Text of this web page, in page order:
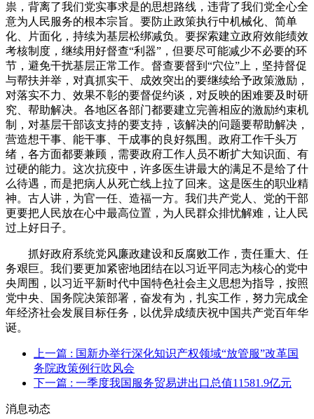
祟，背离了我们党实事求是的思想路线，违背了我们党全心全
意为人民服务的根本宗旨。要防止政策执行中机械化、简单
化、片面化，持续为基层松绑减负。要探索建立政府效能绩效
考核制度，继续用好督查“利器”，但要尽可能减少不必要的环
节，避免干扰基层正常工作。督查要督到“穴位”上，坚持督促
与帮扶并举，对真抓实干、成效突出的要继续给予政策激励，
对落实不力、效果不彰的要督促约谈，对反映的困难要及时研
究、帮助解决。各地区各部门都要建立完善相应的激励约束机
制，对基层干部该支持的要支持，该解决的问题要帮助解决，
营造想干事、能干事、干成事的良好氛围。政府工作千头万
绪，各方面都要兼顾，需要政府工作人员不断扩大知识面、有
过硬的能力。这次抗疫中，许多医生讲最大的满足不是给了什
么待遇，而是把病人从死亡线上拉了回来。这是医生的职业精
神。古人讲，为官一任、造福一方。我们共产党人、党的干部
更要把人民放在心中最高位置，为人民群众排忧解难，让人民
过上好日子。
抓好政府系统党风廉政建设和反腐败工作，责任重大、任
务艰巨。我们要更加紧密地团结在以习近平同志为核心的党中
央周围，以习近平新时代中国特色社会主义思想为指导，按照
党中央、国务院决策部署，奋发有为，扎实工作，努力完成全
年经济社会发展目标任务，以优异成绩庆祝中国共产党百年华
诞。
上一篇 : 国新办举行深化知识产权领域“放管服”改革国
务院政策例行吹风会
下一篇 : 一季度我国服务贸易进出口总值11581.9亿元
消息动态